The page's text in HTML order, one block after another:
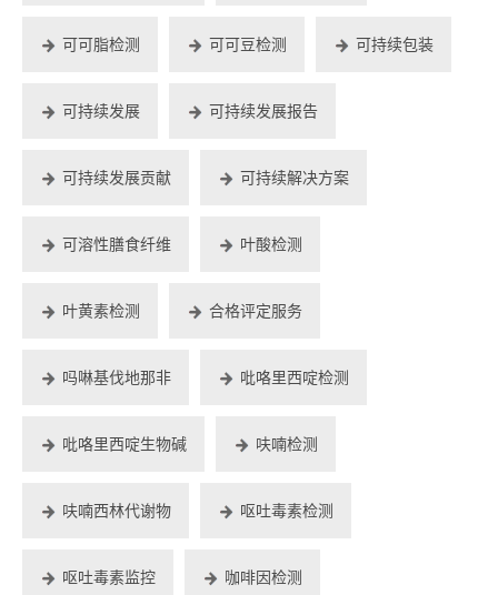
可可脂检测 可可豆检测 可持续包装
可持续发展 可持续发展报告
可持续发展贡献 可持续解决方案
可溶性膳食纤维 叶酸检测
叶黄素检测 合格评定服务
吗啉基伐地那非 吡咯里西啶检测
吡咯里西啶生物碱 呋喃检测
呋喃西林代谢物 呕吐毒素检测
呕吐毒素监控 咖啡因检测